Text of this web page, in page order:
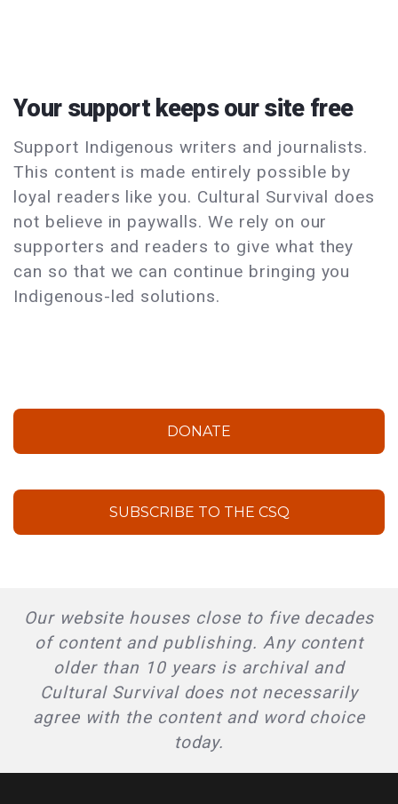
Your support keeps our site free
Support Indigenous writers and journalists.
This content is made entirely possible by
loyal readers like you. Cultural Survival does
not believe in paywalls. We rely on our
supporters and readers to give what they
can so that we can continue bringing you
Indigenous-led solutions.
DONATE
SUBSCRIBE TO THE CSQ
Our website houses close to five decades
of content and publishing. Any content
older than 10 years is archival and
Cultural Survival does not necessarily
agree with the content and word choice
today.